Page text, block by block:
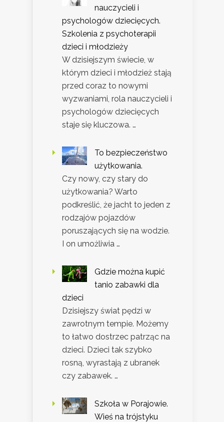
nauczycieli i
psychologów dziecięcych.
Szkolenia z psychoterapii
dzieci i młodzieży
W dzisiejszym świecie, w
którym dzieci i młodzież stają
przed coraz to nowymi
wyzwaniami, rola nauczycieli i
psychologów dziecięcych
staje się kluczowa. …
To bezpieczeństwo
użytkowania.
Czy nowy, czy stary do
użytkowania? Warto
podkreślić, że jacht to jeden z
rodzajów pojazdów
poruszających się na wodzie.
I on umożliwia …
Gdzie można kupić
tanio zabawki dla
dzieci
Dzisiejszy świat pędzi w
zawrotnym tempie. Możemy
to łatwo dostrzec patrząc na
dzieci. Dzieci tak szybko
rosną, wyrastają z ubranek
czy zabawek. …
Szkoła w Porajowie.
Wieś na trójstyku